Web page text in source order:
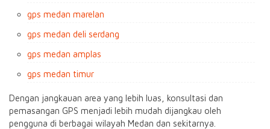
gps medan marelan
gps medan deli serdang
gps medan amplas
gps medan timur
Dengan jangkauan area yang lebih luas, konsultasi dan
pemasangan GPS menjadi lebih mudah dijangkau oleh
pengguna di berbagai wilayah Medan dan sekitarnya.